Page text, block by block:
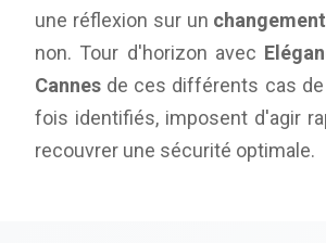
une réflexion sur un
non. Tour d'horizon avec
Cannes de ces différents cas de
fois identifiés, imposent d'agir
recouvrer une sécurité optimale.